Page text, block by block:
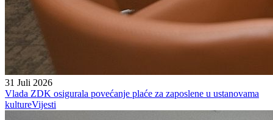
31 Juli 2026
Vlada ZDK osigurala povećanje plaće za zaposlene u ustanovama
kultureVijesti